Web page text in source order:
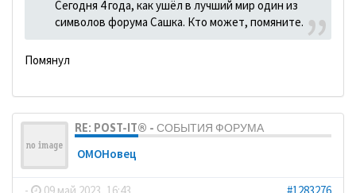
Сегодня 4 года, как ушёл в лучший мир один из
символов форума Сашка. Кто может, помяните.
Помянул
RE: POST-IT® - СОБЫТИЯ ФОРУМА
ОМОНовец